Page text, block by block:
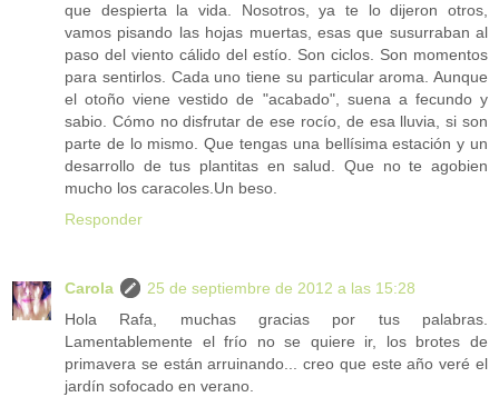
que despierta la vida. Nosotros, ya te lo dijeron otros,
vamos pisando las hojas muertas, esas que susurraban al
paso del viento cálido del estío. Son ciclos. Son momentos
para sentirlos. Cada uno tiene su particular aroma. Aunque
el otoño viene vestido de "acabado", suena a fecundo y
sabio. Cómo no disfrutar de ese rocío, de esa lluvia, si son
parte de lo mismo. Que tengas una bellísima estación y un
desarrollo de tus plantitas en salud. Que no te agobien
mucho los caracoles.Un beso.
Responder
Carola
25 de septiembre de 2012 a las 15:28
Hola Rafa, muchas gracias por tus palabras.
Lamentablemente el frío no se quiere ir, los brotes de
primavera se están arruinando... creo que este año veré el
jardín sofocado en verano.